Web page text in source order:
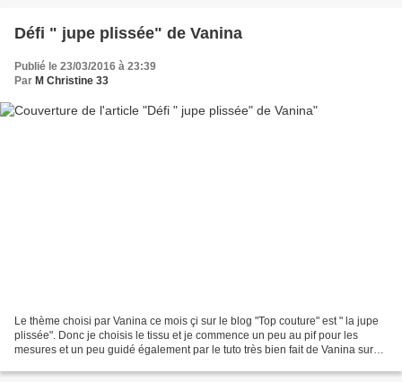
Défi " jupe plissée" de Vanina
Publié le 23/03/2016 à 23:39
Par M Christine 33
Le thème choisi par Vanina ce mois çi sur le blog "Top couture" est " la jupe
plissée". Donc je choisis le tissu et je commence un peu au pif pour les
mesures et un peu guidé également par le tuto très bien fait de Vanina sur